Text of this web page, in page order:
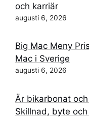
och karriär
augusti 6, 2026
Big Mac Meny
Mac i Sverige
augusti 6, 2026
Är bikarbonat
Skillnad, byte